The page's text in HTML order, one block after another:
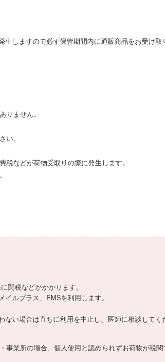
しますので必ず保管期間内に通販商品をお受け取
りません。
い。
などが荷物受取りの際に発生します。
関税などがかかります。
ルプラス、EMSを利用します。
い場合は直ちに利用を中止し、医師に相談してく
業所の場合、個人使用と認められずお荷物が税